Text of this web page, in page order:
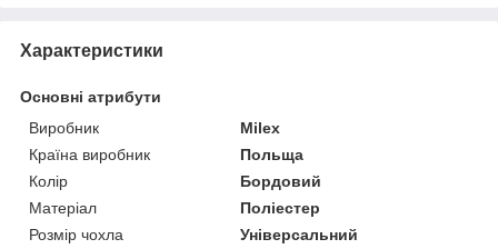
Характеристики
Основні атрибути
Виробник
Milex
Країна виробник
Польща
Колір
Бордовий
Матеріал
Поліестер
Розмір чохла
Універсальний